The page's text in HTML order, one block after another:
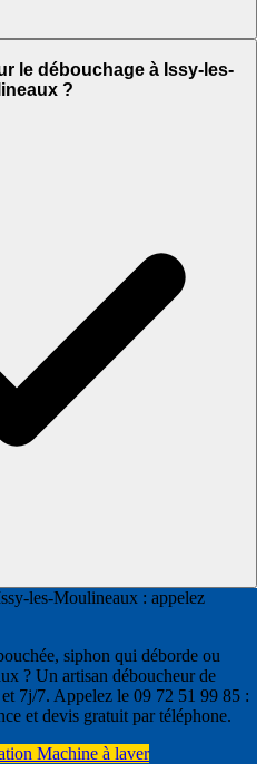
le débouchage à Issy-les-
?
les-Moulineaux : appelez
siphon qui déborde ou
? Un artisan déboucheur de
7j/7. Appelez le 09 72 51 99 85 :
et devis gratuit par téléphone.
Machine à laver